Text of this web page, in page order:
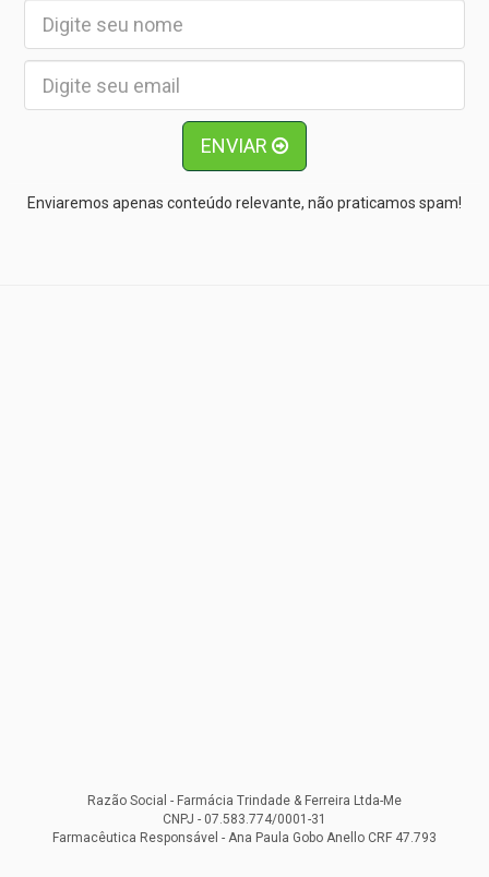
ENVIAR
Enviaremos apenas conteúdo relevante, não praticamos spam!
Razão Social - Farmácia Trindade & Ferreira Ltda-Me
CNPJ - 07.583.774/0001-31
Farmacêutica Responsável - Ana Paula Gobo Anello CRF 47.793